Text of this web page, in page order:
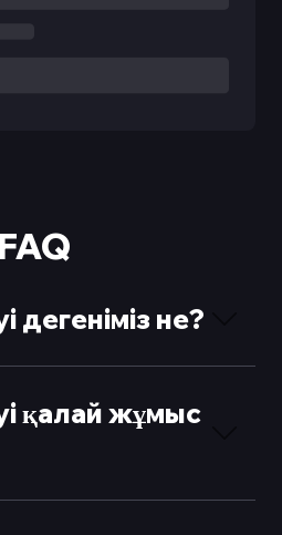
FAQ
дегеніміз не?
қалай жұмыс